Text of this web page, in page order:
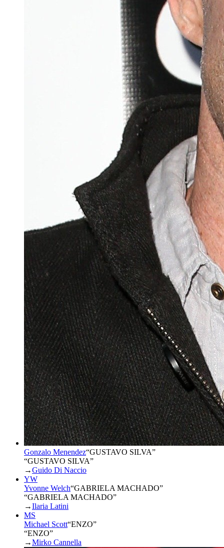
Gonzalo Menendez“GUSTAVO SILVA”
“GUSTAVO SILVA”
→Guido Di Naccio
YW
Yvonne Welch“GABRIELA MACHADO”
“GABRIELA MACHADO”
→Ilaria Latini
MS
Michael Scott“ENZO”
“ENZO”
→Mirko Cannella